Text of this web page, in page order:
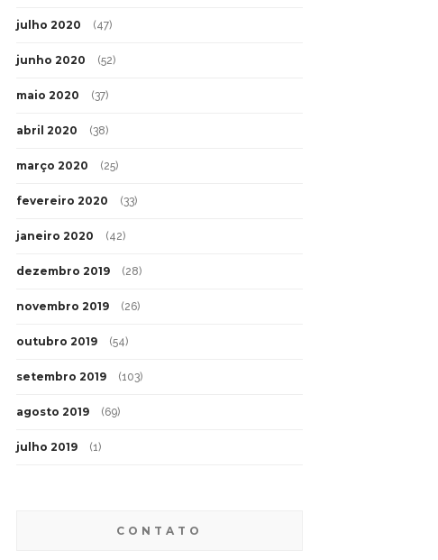
julho 2020 (47)
junho 2020 (52)
maio 2020 (37)
abril 2020 (38)
março 2020 (25)
fevereiro 2020 (33)
janeiro 2020 (42)
dezembro 2019 (28)
novembro 2019 (26)
outubro 2019 (54)
setembro 2019 (103)
agosto 2019 (69)
julho 2019 (1)
CONTATO